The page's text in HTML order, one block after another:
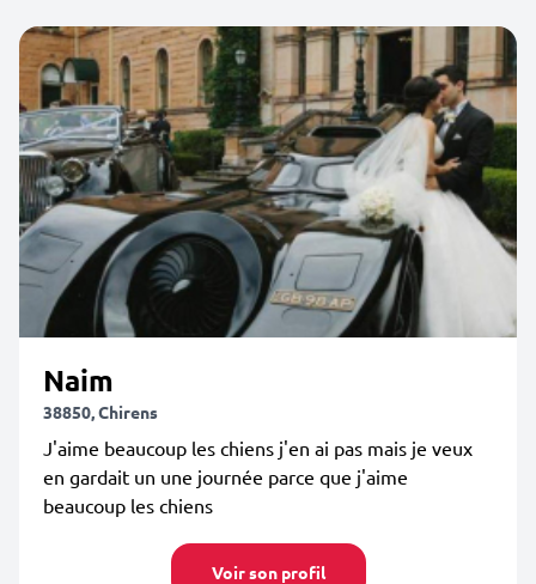
Naim
38850, Chirens
J'aime beaucoup les chiens j'en ai pas mais je veux
en gardait un une journée parce que j'aime
beaucoup les chiens
Voir son profil